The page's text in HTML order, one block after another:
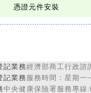
憑證元件安裝
記業務經濟部商工行
記業務 服務時間：星期一
中央健康保險署服務專線